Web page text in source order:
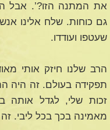
את המתנה הזו?’. אבל
גם כוחות. שלח אלינו
שעטפו ועודדו.
הרב שלנו חיזק אותי
תפקידה בעולם. זה היה
זכות שלי, לגדל אותה
מאמינה בכך בכל ליבי.